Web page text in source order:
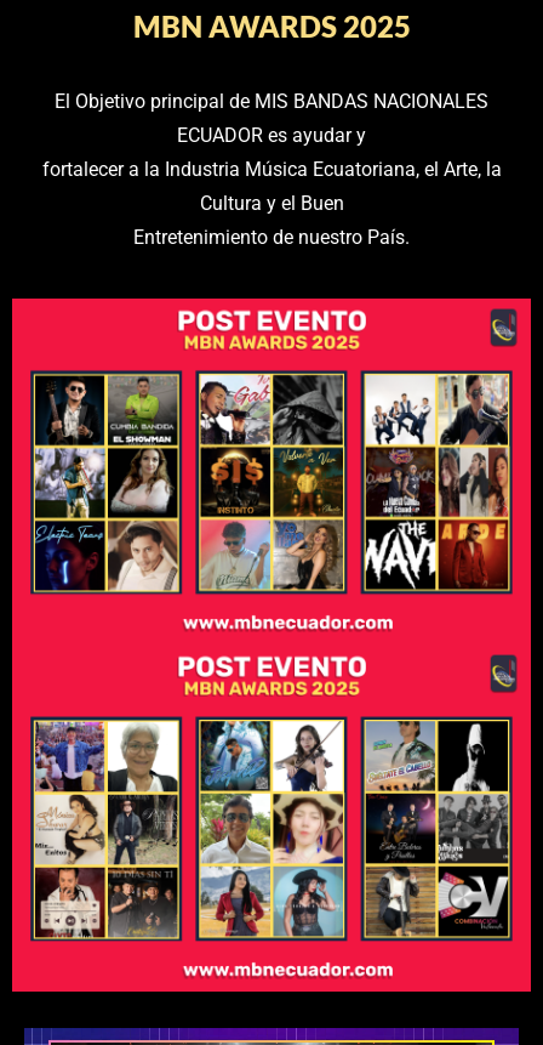
MBN AWARDS 2025
El Objetivo principal de MIS BANDAS NACIONALES
ECUADOR es ayudar y
fortalecer a la Industria Música Ecuatoriana, el Arte, la
Cultura y el Buen
Entretenimiento de nuestro País.